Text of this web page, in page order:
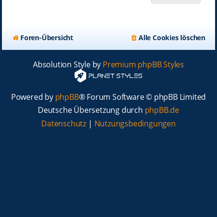
Foren-Übersicht Alle Cookies löschen
Absolution Style by Premium phpBB Styles
Powered by phpBB® Forum Software © phpBB Limited
Deutsche Übersetzung durch phpBB.de
Datenschutz | Nutzungsbedingungen